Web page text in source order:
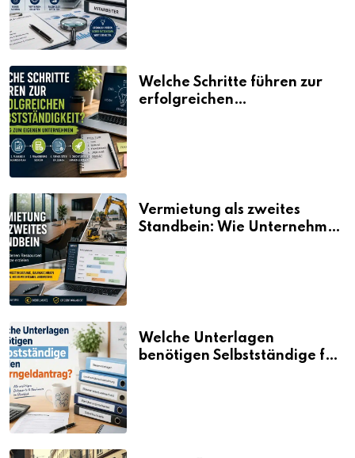
Welche Schritte führen zur
erfolgreichen
Vermietung als zweites
Standbein: Wie Unternehmen
Welche Unterlagen
benötigen Selbstständige für